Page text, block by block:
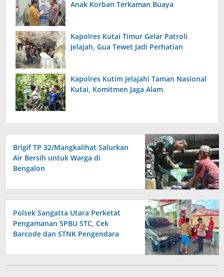
Anak Korban Terkaman Buaya
Kapolres Kutai Timur Gelar Patroli
Jelajah, Gua Tewet Jadi Perhatian
Kapolres Kutim Jelajahi Taman Nasional
Kutai, Komitmen Jaga Alam
Brigif TP 32/Mangkalihat Salurkan
Air Bersih untuk Warga di
Bengalon
Polsek Sangatta Utara Perketat
Pengamanan SPBU STC, Cek
Barcode dan STNK Pengendara